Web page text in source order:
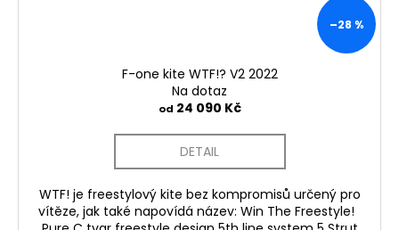
–28 %
F-one kite WTF!? V2 2022
Na dotaz
od 24 090 Kč
DETAIL
WTF! je freestylový kite bez kompromisů určený pro
vítěze, jak také napovídá název: Win The Freestyle!